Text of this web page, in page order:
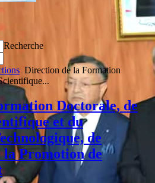
Recherche
Direction de la Formation
Doctorale, de
et du
de
Promotion de